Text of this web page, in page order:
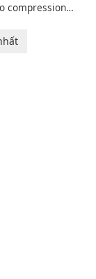
compression
media